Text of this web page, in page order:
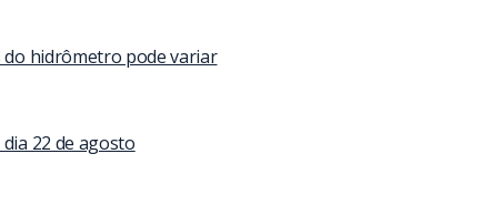
do hidrômetro pode variar
22 de agosto